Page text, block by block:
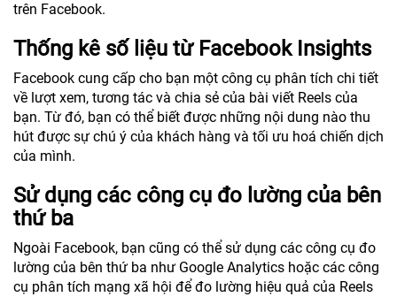
trên Facebook.
Thống kê số liệu từ Facebook Insights
Facebook cung cấp cho bạn một công cụ phân tích chi tiết
về lượt xem, tương tác và chia sẻ của bài viết Reels của
bạn. Từ đó, bạn có thể biết được những nội dung nào thu
hút được sự chú ý của khách hàng và tối ưu hoá chiến dịch
của mình.
Sử dụng các công cụ đo lường của bên
thứ ba
Ngoài Facebook, bạn cũng có thể sử dụng các công cụ đo
lường của bên thứ ba như Google Analytics hoặc các công
cụ phân tích mạng xã hội để đo lường hiệu quả của Reels